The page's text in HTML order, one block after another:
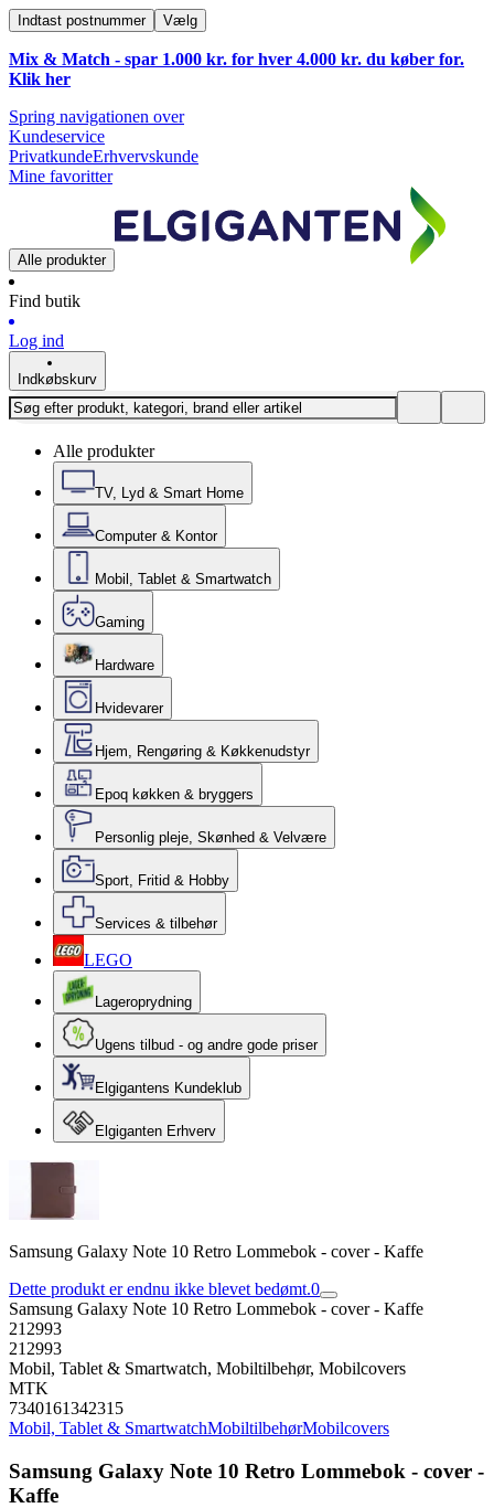
Indtast postnummer Vælg
Mix & Match - spar 1.000 kr. for hver 4.000 kr. du køber for.
Klik her
Spring navigationen over
Kundeservice
PrivatkundeErhvervskunde
Mine favoritter
Alle produkter
Find butik
Log ind
Indkøbskurv
Alle produkter
TV, Lyd & Smart Home
Computer & Kontor
Mobil, Tablet & Smartwatch
Gaming
Hardware
Hvidevarer
Hjem, Rengøring & Køkkenudstyr
Epoq køkken & bryggers
Personlig pleje, Skønhed & Velvære
Sport, Fritid & Hobby
Services & tilbehør
LEGO
Lageroprydning
Ugens tilbud - og andre gode priser
Elgigantens Kundeklub
Elgiganten Erhverv
Samsung Galaxy Note 10 Retro Lommebok - cover - Kaffe
Dette produkt er endnu ikke blevet bedømt.0
Samsung Galaxy Note 10 Retro Lommebok - cover - Kaffe
212993
212993
Mobil, Tablet & Smartwatch, Mobiltilbehør, Mobilcovers
MTK
7340161342315
Mobil, Tablet & SmartwatchMobiltilbehørMobilcovers
Samsung Galaxy Note 10 Retro Lommebok - cover -
Kaffe